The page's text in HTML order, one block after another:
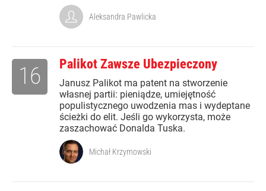
Aleksandra Pawlicka
Palikot Zawsze Ubezpieczony
Janusz Palikot ma patent na stworzenie
własnej partii: pieniądze, umiejętność
populistycznego uwodzenia mas i wydeptane
ścieżki do elit. Jeśli go wykorzysta, może
zaszachować Donalda Tuska.
16
Michał Krzymowski